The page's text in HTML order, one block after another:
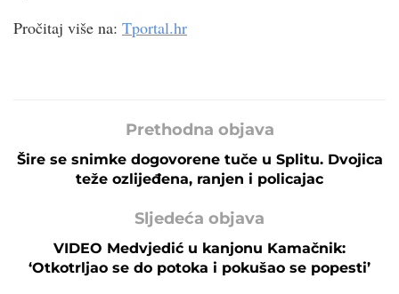
Pročitaj više na: Tportal.hr
Prethodna objava
Šire se snimke dogovorene tuče u Splitu. Dvojica
teže ozlijeđena, ranjen i policajac
Sljedeća objava
VIDEO Medvjedić u kanjonu Kamačnik:
‘Otkotrljao se do potoka i pokušao se popesti’